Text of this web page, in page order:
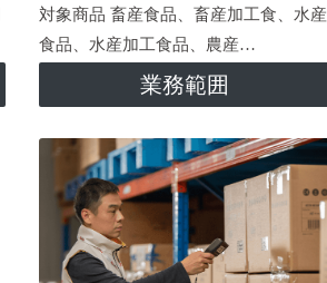
対象商品 畜産食品、畜産加工食、水産
食品、水産加工食品、農産…
業務範囲